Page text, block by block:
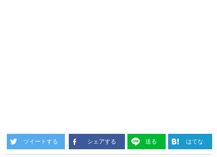
ツイートする シェアする 送る はてな